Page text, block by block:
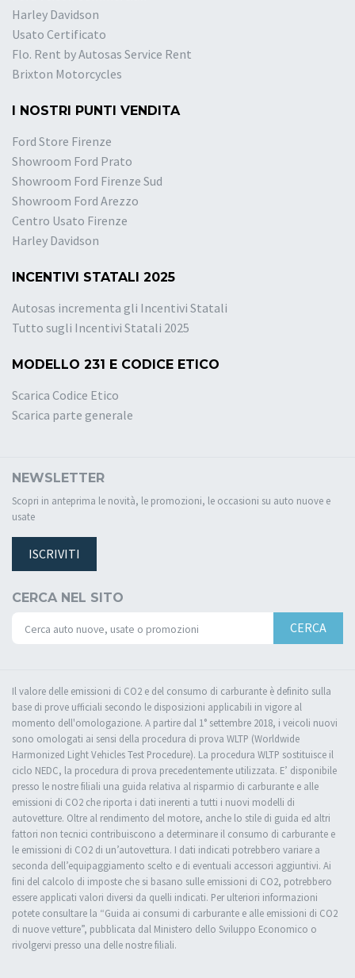
Harley Davidson
Usato Certificato
Flo. Rent by Autosas Service Rent
Brixton Motorcycles
I NOSTRI PUNTI VENDITA
Ford Store Firenze
Showroom Ford Prato
Showroom Ford Firenze Sud
Showroom Ford Arezzo
Centro Usato Firenze
Harley Davidson
INCENTIVI STATALI 2025
Autosas incrementa gli Incentivi Statali
Tutto sugli Incentivi Statali 2025
MODELLO 231 E CODICE ETICO
Scarica Codice Etico
Scarica parte generale
NEWSLETTER
Scopri in anteprima le novità, le promozioni, le occasioni su auto nuove e
usate
ISCRIVITI
CERCA NEL SITO
CERCA
Il valore delle emissioni di CO2 e del consumo di carburante è definito sulla
base di prove ufficiali secondo le disposizioni applicabili in vigore al
momento dell'omologazione. A partire dal 1° settembre 2018, i veicoli nuovi
sono omologati ai sensi della procedura di prova WLTP (Worldwide
Harmonized Light Vehicles Test Procedure). La procedura WLTP sostituisce il
ciclo NEDC, la procedura di prova precedentemente utilizzata. E’ disponibile
presso le nostre filiali una guida relativa al risparmio di carburante e alle
emissioni di CO2 che riporta i dati inerenti a tutti i nuovi modelli di
autovetture. Oltre al rendimento del motore, anche lo stile di guida ed altri
fattori non tecnici contribuiscono a determinare il consumo di carburante e
le emissioni di CO2 di un’autovettura. I dati indicati potrebbero variare a
seconda dell’equipaggiamento scelto e di eventuali accessori aggiuntivi. Ai
fini del calcolo di imposte che si basano sulle emissioni di CO2, potrebbero
essere applicati valori diversi da quelli indicati. Per ulteriori informazioni
potete consultare la “Guida ai consumi di carburante e alle emissioni di CO2
di nuove vetture”, pubblicata dal Ministero dello Sviluppo Economico o
rivolgervi presso una delle nostre filiali.